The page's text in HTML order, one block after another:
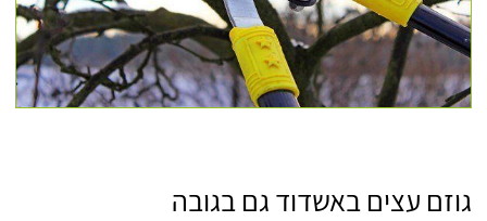
גוזם עצים באשדוד גם בגובה